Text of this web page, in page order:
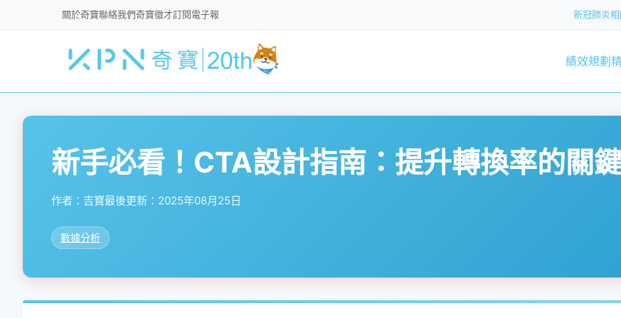
關於奇寶聯絡我們奇寶徵才訂閱電子報 新冠肺炎
績效規劃
新手必看！CTA設計指南：提升轉換率的關
作者： 吉寶最後更新： 2025年08月25日
數據分析